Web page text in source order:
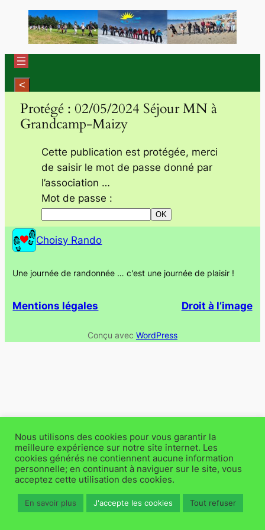
contenu
Protégé : 02/05/2024 Séjour MN à
Grandcamp-Maizy
Cette publication est protégée, merci
de saisir le mot de passe donné par
l’association …
Mot de passe :
Choisy Rando
Une journée de randonnée … c'est une journée de plaisir !
Mentions légales Droit à l’image
Conçu avec WordPress
Nous utilisons des cookies pour vous garantir la
meilleure expérience sur notre site internet. Les
cookies générés ne contiennent aucune information
personnelle; en continuant à naviguer sur le site, vous
acceptez cette utilisation des cookies.
En savoir plus J'accepte les cookies Tout refuser